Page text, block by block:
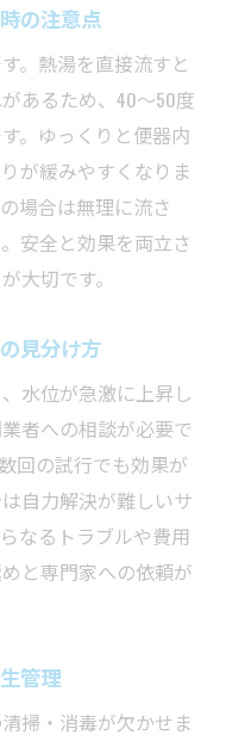
の注意点
。熱湯を直接流すと
あるため、40～50度
。ゆっくりと便器内
が緩みやすくなりま
場合は無理に流さ
安全と効果を両立さ
大切です。
見分け方
水位が急激に上昇し
者への相談が必要で
回の試行でも効果が
自力解決が難しいサ
なるトラブルや費用
と専門家への依頼が
管理
掃・消毒が欠かせま